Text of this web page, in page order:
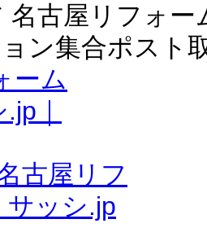
名古屋リフォ
ン集合ポスト